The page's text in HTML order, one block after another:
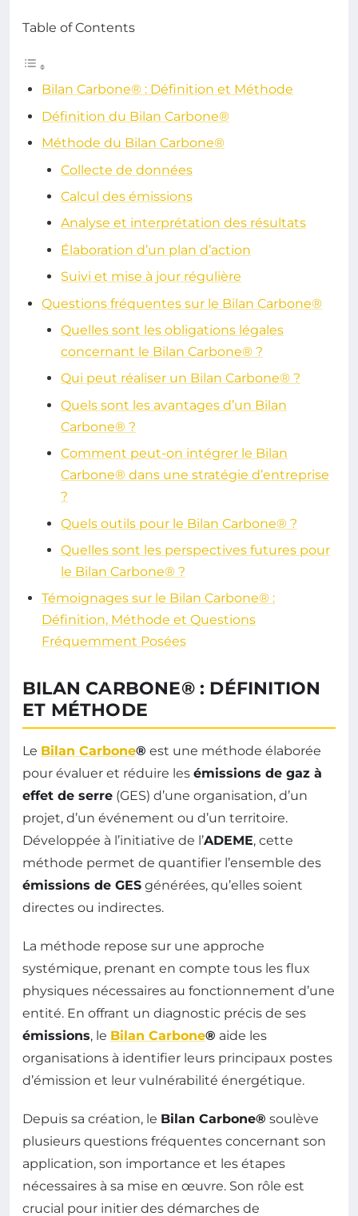
Table of Contents
Bilan Carbone® : Définition et Méthode
Définition du Bilan Carbone®
Méthode du Bilan Carbone®
Collecte de données
Calcul des émissions
Analyse et interprétation des résultats
Élaboration d’un plan d’action
Suivi et mise à jour régulière
Questions fréquentes sur le Bilan Carbone®
Quelles sont les obligations légales
concernant le Bilan Carbone® ?
Qui peut réaliser un Bilan Carbone® ?
Quels sont les avantages d’un Bilan
Carbone® ?
Comment peut-on intégrer le Bilan
Carbone® dans une stratégie d’entreprise
?
Quels outils pour le Bilan Carbone® ?
Quelles sont les perspectives futures pour
le Bilan Carbone® ?
Témoignages sur le Bilan Carbone® :
Définition, Méthode et Questions
Fréquemment Posées
BILAN CARBONE® : DÉFINITION
ET MÉTHODE
Le Bilan Carbone® est une méthode élaborée
pour évaluer et réduire les émissions de gaz à
effet de serre (GES) d’une organisation, d’un
projet, d’un événement ou d’un territoire.
Développée à l’initiative de l’ADEME, cette
méthode permet de quantifier l’ensemble des
émissions de GES générées, qu’elles soient
directes ou indirectes.
La méthode repose sur une approche
systémique, prenant en compte tous les flux
physiques nécessaires au fonctionnement d’une
entité. En offrant un diagnostic précis de ses
émissions, le Bilan Carbone® aide les
organisations à identifier leurs principaux postes
d’émission et leur vulnérabilité énergétique.
Depuis sa création, le Bilan Carbone® soulève
plusieurs questions fréquentes concernant son
application, son importance et les étapes
nécessaires à sa mise en œuvre. Son rôle est
crucial pour initier des démarches de